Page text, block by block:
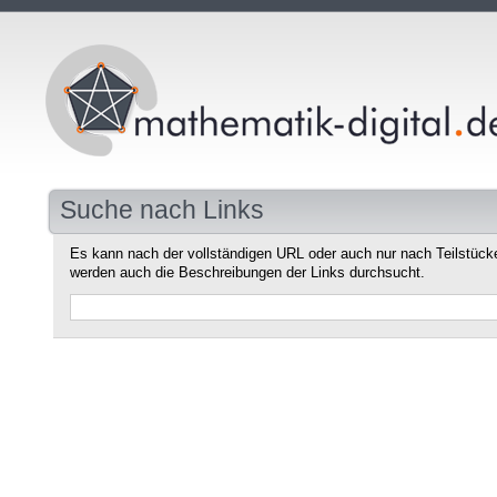
Suche nach Links
Es kann nach der vollständigen URL oder auch nur nach
werden auch die Beschreibungen der Links durchsucht.